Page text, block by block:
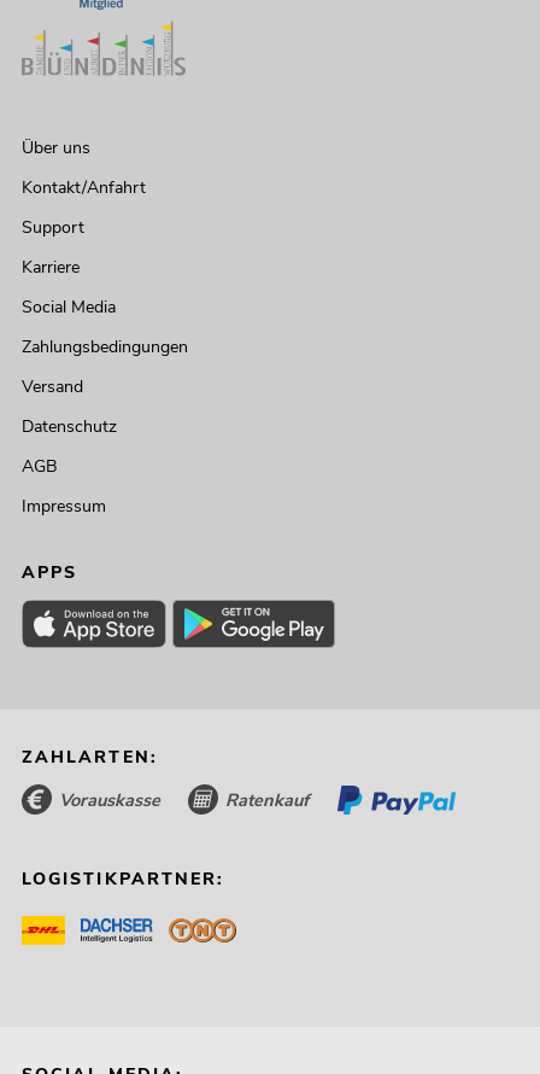
Über uns
Kontakt/Anfahrt
Support
Karriere
Social Media
Zahlungsbedingungen
Versand
Datenschutz
AGB
Impressum
APPS
ZAHLARTEN:
Vorauskasse Ratenkauf
LOGISTIKPARTNER: